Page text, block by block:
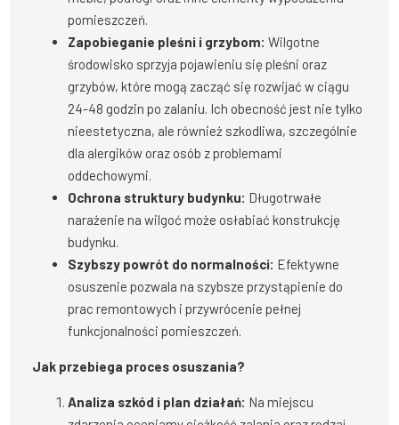
pomieszczeń.
Zapobieganie pleśni i grzybom: Wilgotne
środowisko sprzyja pojawieniu się pleśni oraz
grzybów, które mogą zacząć się rozwijać w ciągu
24-48 godzin po zalaniu. Ich obecność jest nie tylko
nieestetyczna, ale również szkodliwa, szczególnie
dla alergików oraz osób z problemami
oddechowymi.
Ochrona struktury budynku: Długotrwałe
narażenie na wilgoć może osłabiać konstrukcję
budynku.
Szybszy powrót do normalności: Efektywne
osuszenie pozwala na szybsze przystąpienie do
prac remontowych i przywrócenie pełnej
funkcjonalności pomieszczeń.
Jak przebiega proces osuszania?
Analiza szkód i plan działań: Na miejscu